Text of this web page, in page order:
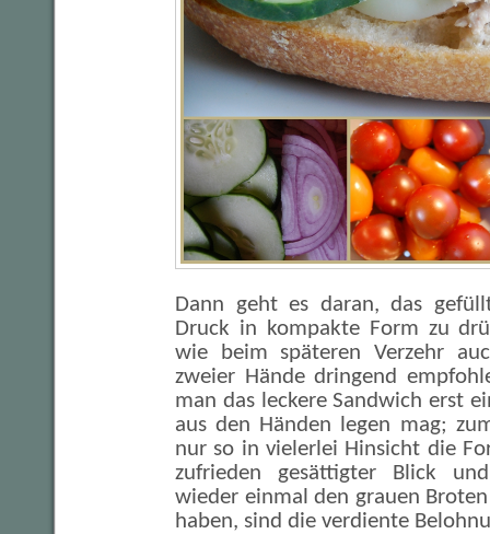
Dann geht es daran, das
Druck in kompakte Form zu
wie beim späteren Verzehr
zweier Hände dringend
man das leckere Sandwich erst
aus den Händen legen mag;
nur so in vielerlei Hinsicht die
zufrieden gesättigter Blick
wieder einmal den grauen
haben, sind die verdiente